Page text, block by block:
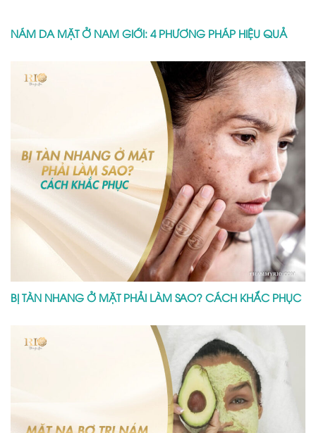
NÁM DA MẶT Ở NAM GIỚI: 4 PHƯƠNG PHÁP HIỆU QUẢ
BỊ TÀN NHANG Ở MẶT PHẢI LÀM SAO? CÁCH KHẮC PHỤC